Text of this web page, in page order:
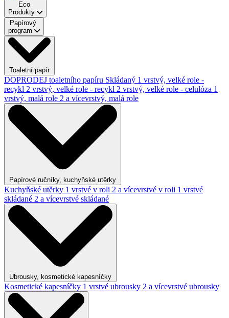
Eco
Produkty
Papírový
program
Toaletní papír
DOPRODEJ toaletního papíru Skládaný 1 vrstvý, velké role -
recykl 2 vrstvý, velké role - recykl 2 vrstvý, velké role - celulóza 1
vrstvý, malá role 2 a vícevrstvý, malá role
Papírové ručníky, kuchyňské utěrky
Kuchyňské utěrky 1 vrstvé v roli 2 a vícevrstvé v roli 1 vrstvé
skládané 2 a vícevrstvé skládané
Ubrousky, kosmetické kapesníčky
Kosmetické kapesníčky 1 vrstvé ubrousky 2 a vícevrstvé ubrousky